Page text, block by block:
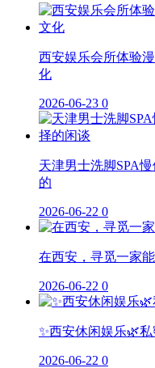
西安娱乐会所体验
化
2026-06-23 0
天津男士洗脚SPA
的
2026-06-22 0
在西安，寻觅一家
2026-06-22 0
✨西安休闲娱乐🌿
2026-06-22 0